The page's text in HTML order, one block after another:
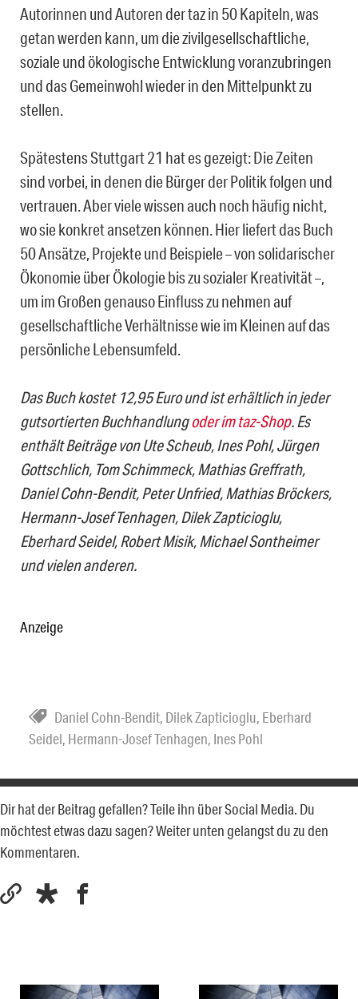
Autorinnen und Autoren der taz in 50 Kapiteln, was
getan werden kann, um die zivilgesellschaftliche,
soziale und ökologische Entwicklung voranzubringen
und das Gemeinwohl wieder in den Mittelpunkt zu
stellen.
Spätestens Stuttgart 21 hat es gezeigt: Die Zeiten
sind vorbei, in denen die Bürger der Politik folgen und
vertrauen. Aber viele wissen auch noch häufig nicht,
wo sie konkret ansetzen können. Hier liefert das Buch
50 Ansätze, Projekte und Beispiele – von solidarischer
Ökonomie über Ökologie bis zu sozialer Kreativität –,
um im Großen genauso Einfluss zu nehmen auf
gesellschaftliche Verhältnisse wie im Kleinen auf das
persönliche Lebensumfeld.
Das Buch kostet 12,95 Euro und ist erhältlich in jeder
gutsortierten Buchhandlungoder im taz-Shop. Es
enthält Beiträge von Ute Scheub, Ines Pohl, Jürgen
Gottschlich, Tom Schimmeck, Mathias Greffrath,
Daniel Cohn-Bendit, Peter Unfried, Mathias Bröckers,
Hermann-Josef Tenhagen, Dilek Zapticioglu,
Eberhard Seidel, Robert Misik, Michael Sontheimer
und vielen anderen.
Anzeige
Daniel Cohn-Bendit, Dilek Zapticioglu, Eberhard
Seidel, Hermann-Josef Tenhagen, Ines Pohl
Dir hat der Beitrag gefallen? Teile ihn über Social Media. Du
möchtest etwas dazu sagen? Weiter unten gelangst du zu den
Kommentaren.